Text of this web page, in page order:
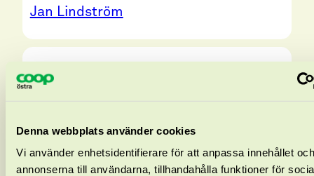
Denna webbplats använder cookies
Vi använder enhetsidentifierare för att anpassa innehållet och
annonserna till användarna, tillhandahålla funktioner för
Jan Lindström